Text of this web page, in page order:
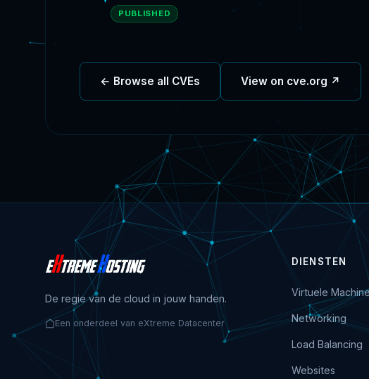
PUBLISHED
← Browse all CVEs View on cve.org ↗
De regie van de cloud in jouw handen.
Een onderdeel van eXtreme Datacenter
DIENSTEN
Virtuele
Networking
Load Balancing
Websites